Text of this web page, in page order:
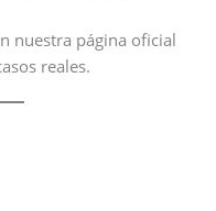
nuestra página oficial
reales.